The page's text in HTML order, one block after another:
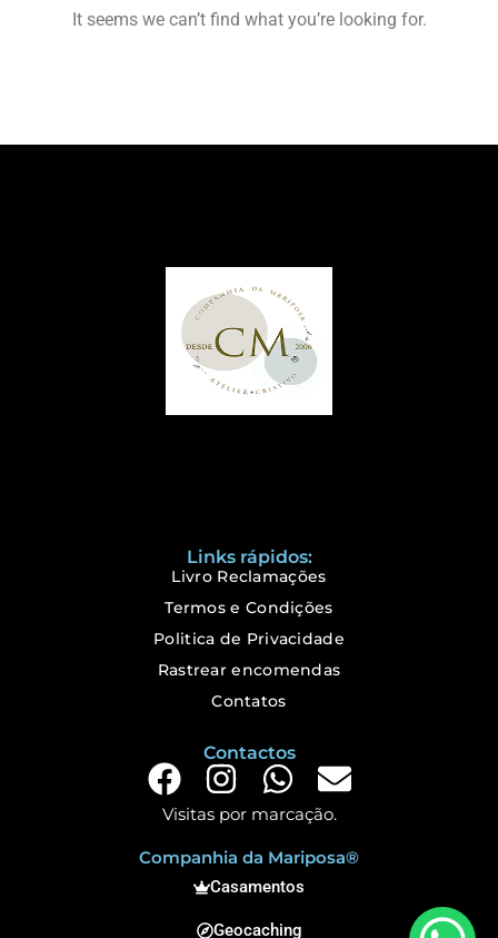
It seems we can’t find what you’re looking for.
Links rápidos:
Livro Reclamações
Termos e Condições
Politica de Privacidade
Rastrear encomendas
Contatos
Contactos
Visitas por marcação.
Companhia da Mariposa®
Casamentos
Geocaching